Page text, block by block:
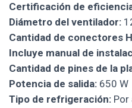
Certificación de
Diámetro del ventilador:
Cantidad de conectores
Incluye manual de
Cantidad de pines de la
Potencia de salida: 650 W
Tipo de refrigeración: Por